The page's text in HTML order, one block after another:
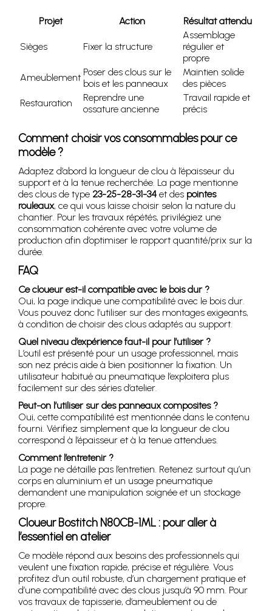
Projet Action Résultat attendu
Sièges Fixer la structure
Assemblage
régulier et
propre
Ameublement Poser des clous sur le
bois et les panneaux
Maintien solide
des pièces
Restauration
Reprendre une
ossature ancienne
Travail rapide et
précis
Comment choisir vos consommables pour ce
modèle ?
Adaptez d’abord la longueur de clou à l’épaisseur du
support et à la tenue recherchée. La page mentionne
des clous de type 23-25-28-31-34 et des pointes
rouleaux, ce qui vous laisse choisir selon la nature du
chantier. Pour les travaux répétés, privilégiez une
consommation cohérente avec votre volume de
production afin d’optimiser le rapport quantité/prix sur la
durée.
FAQ
Ce cloueur est-il compatible avec le bois dur ?
Oui, la page indique une compatibilité avec le bois dur.
Vous pouvez donc l’utiliser sur des montages exigeants,
à condition de choisir des clous adaptés au support.
Quel niveau d’expérience faut-il pour l’utiliser ?
L’outil est présenté pour un usage professionnel, mais
son nez précis aide à bien positionner la fixation. Un
utilisateur habitué au pneumatique l’exploitera plus
facilement sur des séries d’atelier.
Peut-on l’utiliser sur des panneaux composites ?
Oui, cette compatibilité est mentionnée dans le contenu
fourni. Vérifiez simplement que la longueur de clou
correspond à l’épaisseur et à la tenue attendues.
Comment l’entretenir ?
La page ne détaille pas l’entretien. Retenez surtout qu’un
corps en aluminium et un usage pneumatique
demandent une manipulation soignée et un stockage
propre.
Cloueur Bostitch N80CB-1ML : pour aller à
l’essentiel en atelier
Ce modèle répond aux besoins des professionnels qui
veulent une fixation rapide, précise et régulière. Vous
profitez d’un outil robuste, d’un chargement pratique et
d’une compatibilité avec des clous jusqu’à 90 mm. Pour
vos travaux de tapisserie, d’ameublement ou de